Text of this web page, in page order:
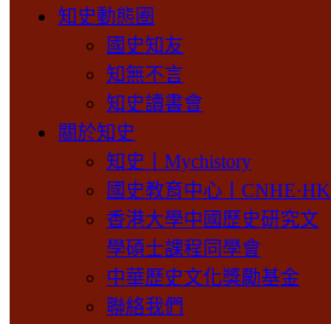
知史動態圈
國史知友
知無不言
知史讀書會
關於知史
知史丨Mychistory
國史教育中心丨CNHE·HK
香港大學中國歷史研究文
學碩士課程同學會
中華歷史文化獎勵基金
聯絡我們